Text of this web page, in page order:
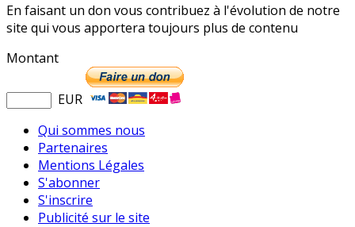
En faisant un don vous contribuez à l'évolution de notre
site qui vous apportera toujours plus de contenu
Montant
EUR
Qui sommes nous
Partenaires
Mentions Légales
S'abonner
S'inscrire
Publicité sur le site